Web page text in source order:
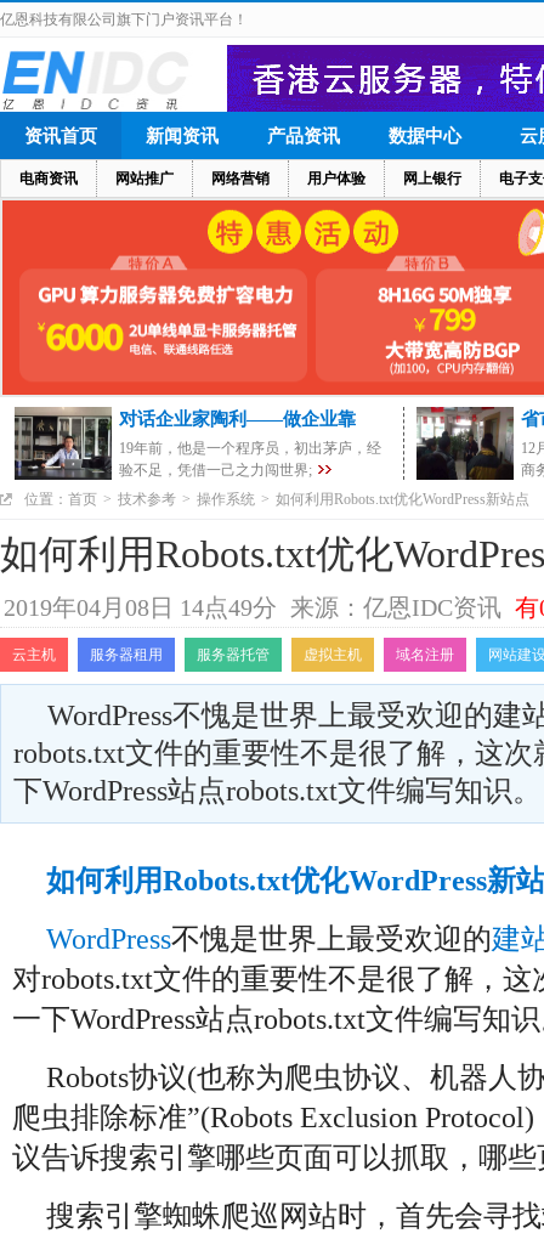
亿恩科技有限公司旗下门户资讯平台！
资讯首页
电商资讯 网站推广 网络营销 用户体验 网上银行 电子
新闻资讯 产品资讯 数据中心 云
对话企业家陶利——做企业靠
19年前，他是一个程序员，初出茅庐，经
验不足，凭借一己之力闯世界;
省
12
商
位置： 首页 > 技术参考 > 操作系统 > 如何利用Robots.txt优化WordPress新站点
如何利用Robots.txt优化
2019年04月08日 14点49分 来源：亿恩IDC资讯 有
云主机 服务器租用 服务器托管 虚拟主机 域名注册 网站建
WordPress不愧是世界上最受欢迎的建
robots.txt文件的重要性不是很了解，这
下WordPress站点robots.txt文件编写知识。
如何利用Robots.txt优化WordPress新
WordPress不愧是世界上最受欢迎的建
对robots.txt文件的重要性不是很了解，
一下WordPress站点robots.txt文件编写知
Robots协议(也称为爬虫协议、机器人
爬虫排除标准”(Robots Exclusion
议告诉搜索引擎哪些页面可以抓取，哪
搜索引擎蜘蛛爬巡网站时，首先会寻